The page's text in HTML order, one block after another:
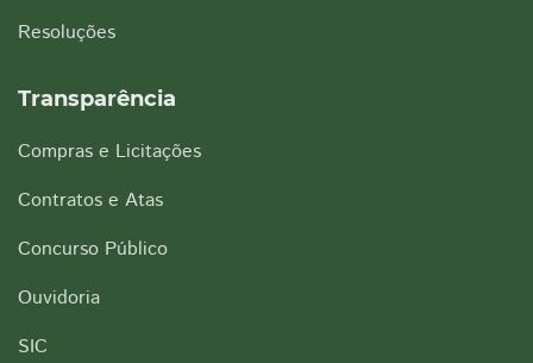
Resoluções
Transparência
Compras e Licitações
Contratos e Atas
Concurso Público
Ouvidoria
SIC